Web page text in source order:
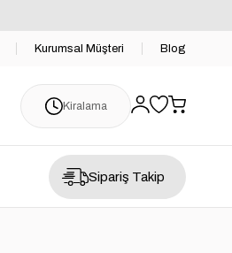
Kurumsal Müşteri Blog
Kiralama
Sipariş Takip